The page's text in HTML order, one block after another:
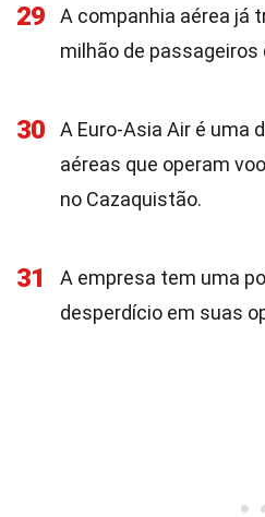
29
A companhia aérea já
milhão de
30
A Euro-Asia Air é uma
aéreas que operam
no Cazaquistão.
31
A empresa tem uma
desperdício em suas